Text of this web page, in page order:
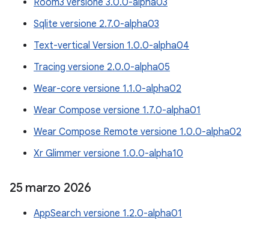
Room3 versione 3.0.0-alpha03
Sqlite versione 2.7.0-alpha03
Text-vertical Version 1.0.0-alpha04
Tracing versione 2.0.0-alpha05
Wear-core versione 1.1.0-alpha02
Wear Compose versione 1.7.0-alpha01
Wear Compose Remote versione 1.0.0-alpha02
Xr Glimmer versione 1.0.0-alpha10
25 marzo 2026
AppSearch versione 1.2.0-alpha01